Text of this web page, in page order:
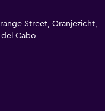
Street, Oranjezicht,
Cabo